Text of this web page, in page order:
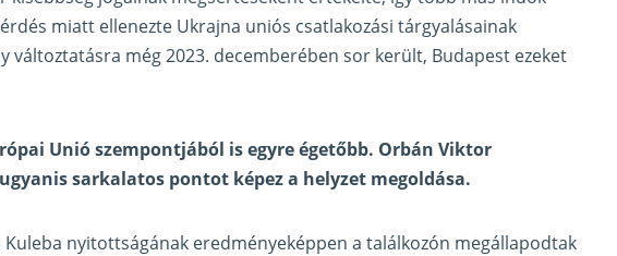
miatt ellenezte Ukrajna uniós csatlakozási tárgyalásainak
változtatásra még 2023. decemberében sor került, Budapest ezeket
Unió szempontjából is egyre égetőbb. Orbán Viktor
sarkalatos pontot képez a helyzet megoldása.
nyitottságának eredményeképpen a találkozón megállapodtak